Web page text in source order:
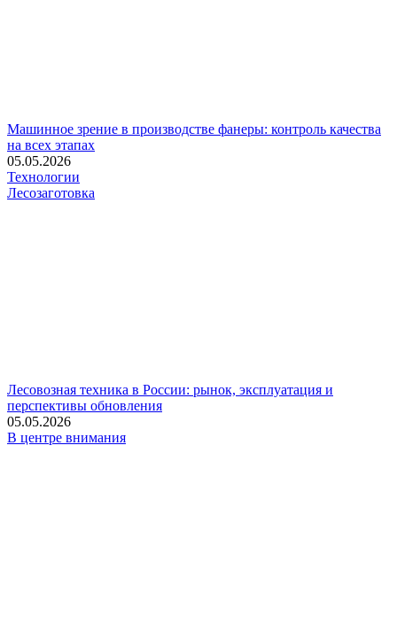
Машинное зрение в производстве фанеры: контроль качества
на всех этапах
05.05.2026
Технологии
Лесозаготовка
Лесовозная техника в России: рынок, эксплуатация и
перспективы обновления
05.05.2026
В центре внимания